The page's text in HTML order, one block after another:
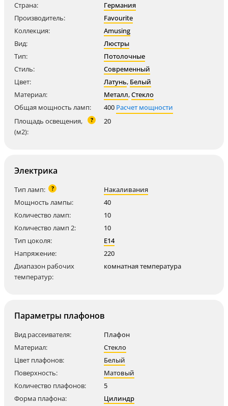
Страна:
Германия
Производитель:
Favourite
Коллекция:
Amusing
Вид:
Люстры
Тип:
Потолочные
Стиль:
Современный
Цвет:
Латунь, Белый
Материал:
Металл,Стекло
Общая мощность ламп:
400 Расчет мощности
Площадь освещения,
(м2):
? 20
Электрика
Тип ламп: ?
Накаливания
Мощность лампы:
40
Количество ламп:
10
Количество ламп 2:
10
Тип цоколя:
E14
Напряжение:
220
Диапазон рабочих
температур:
комнатная температура
Параметры плафонов
Вид рассеивателя:
Плафон
Материал:
Стекло
Цвет плафонов:
Белый
Поверхность:
Матовый
Количество плафонов:
5
Форма плафона:
Цилиндр